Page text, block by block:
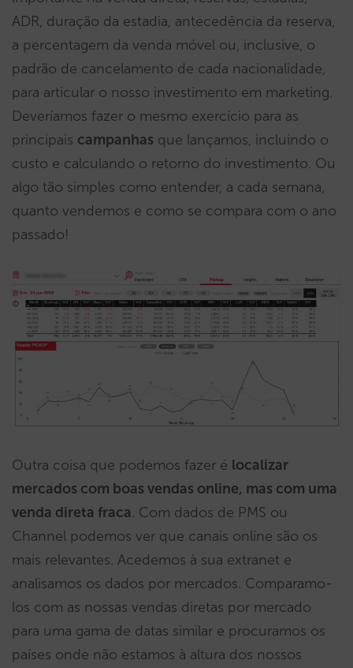
ADR, duração da estadia, antecedência da reserva,
a percentagem da venda móvel ou, inclusive, o
padrão de cancelamento de cada nacionalidade,
para articular o nosso investimento em marketing.
Deveríamos fazer o mesmo exercício para as
principais campanhas que lançamos, incluindo o
custo e calculando o retorno do investimento. Ou
algo tão simples como entender, a cada semana,
quanto vendemos e como se compara com o ano
passado!
Outra coisa que podemos fazer é localizar
mercados com boas vendas online, mas com uma
venda direta fraca. Com dados de PMS ou
Channel podemos ver que canais online são os
mais relevantes. Acedemos à sua extranet e
analisamos os dados por mercados. Comparamo-
los com as nossas vendas diretas por mercado
para uma gama de datas similar e procuramos os
países onde não estamos à altura dos nossos